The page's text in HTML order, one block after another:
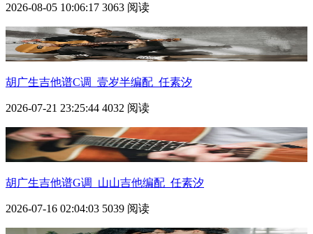
2026-08-05 10:06:17 3063 阅读
胡广生吉他谱C调_壹岁半编配_任素汐
2026-07-21 23:25:44 4032 阅读
胡广生吉他谱G调_山山吉他编配_任素汐
2026-07-16 02:04:03 5039 阅读